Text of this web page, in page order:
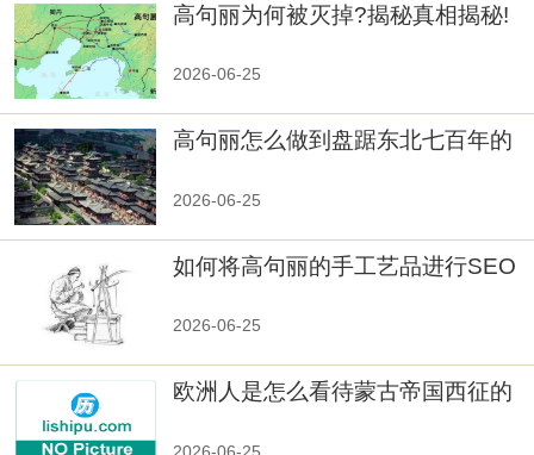
高句丽为何被灭掉?揭秘真相揭秘!
2026-06-25
高句丽怎么做到盘踞东北七百年的
2026-06-25
如何将高句丽的手工艺品进行SEO
2026-06-25
欧洲人是怎么看待蒙古帝国西征的